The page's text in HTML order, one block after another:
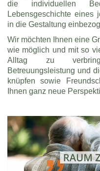
die individuellen
Lebensgeschichte eines
in die Gestaltung
Wir möchten Ihnen eine
wie möglich und mit so
Alltag zu
Betreuungsleistung und
knüpfen sowie
Ihnen ganz neue